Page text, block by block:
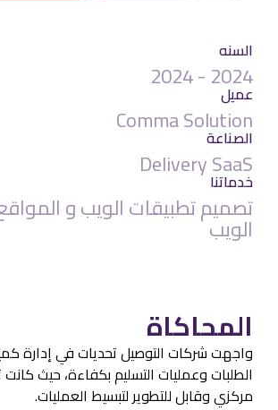
السنه
2024 - 2024
عميل
Comma Solution
الصناعة
Delivery SaaS
خدماتنا
تصميم تطبيقات الويب و
الويب
المحاكاة
واجهت شركات التوصيل تحديات في إدارة
الطلبات وعمليات التسليم بكفاءة، حيث
مركزي وقابل للتطوير لتبسيط العمليات.